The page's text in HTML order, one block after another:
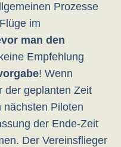
Prozesse
im
man den
Empfehlung
! Wenn
der geplanten Zeit
nächsten Piloten
der Ende-Zeit
Der Vereinsflieger